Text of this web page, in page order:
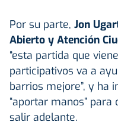
Por su parte, Jon
Abierto y Atención
“esta partida que
participativos va a
barrios mejore”, y ha
“aportar manos”
salir adelante.